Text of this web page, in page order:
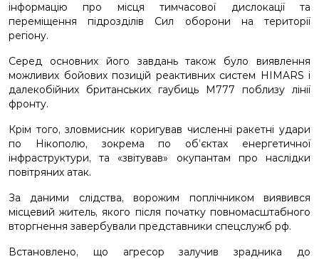
інформацію про місця тимчасової дислокації та
переміщення підрозділів Сил оборони на території
регіону.
Серед основних його завдань також було виявлення
можливих бойових позицій реактивних систем HIMARS і
далекобійних британських гаубиць М777 поблизу лінії
фронту.
Крім того, зловмисник коригував численні ракетні удари
по Нікополю, зокрема по об’єктах енергетичної
інфраструктури, та «звітував» окупантам про наслідки
повітряних атак.
За даними слідства, ворожим поплічником виявився
місцевий житель, якого після початку повномасштабного
вторгнення завербували представники спецслужб рф.
Встановлено, що агресор залучив зрадника до